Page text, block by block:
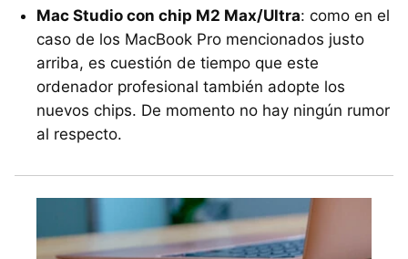
Mac Studio con chip M2 Max/Ultra: como en el
caso de los MacBook Pro mencionados justo
arriba, es cuestión de tiempo que este
ordenador profesional también adopte los
nuevos chips. De momento no hay ningún rumor
al respecto.